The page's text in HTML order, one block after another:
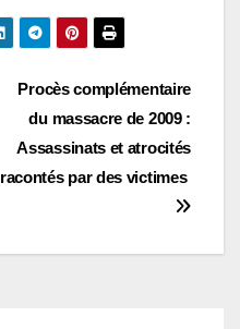
Procès complémentaire
du massacre de 2009 :
Assassinats et atrocités
racontés par des victimes